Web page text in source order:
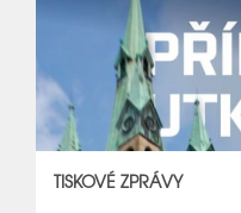
TISKOVÉ ZPRÁVY